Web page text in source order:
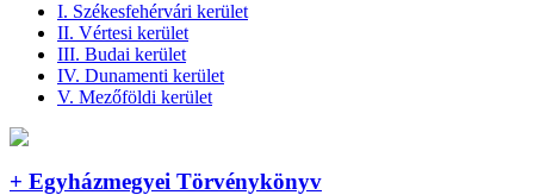
I. Székesfehérvári kerület
II. Vértesi kerület
III. Budai kerület
IV. Dunamenti kerület
V. Mezőföldi kerület
+ Egyházmegyei Törvénykönyv